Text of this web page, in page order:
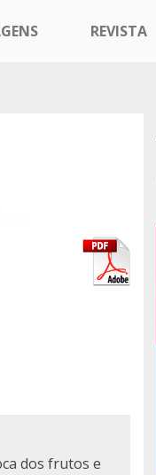
REVISTA
dos frutos e